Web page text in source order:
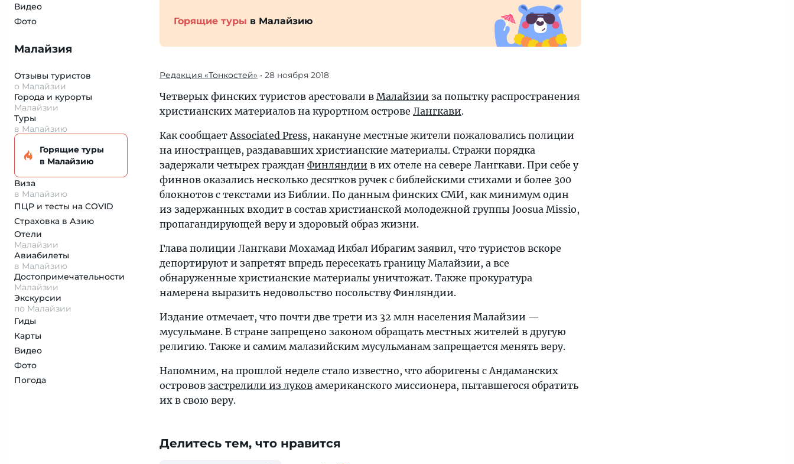
Видео
Фото
Малайзия
Отзывы туристов
о Малайзии
Города и курорты
Малайзии
Туры
в Малайзию
Горящие туры
в Малайзию
Виза
в Малайзию
ПЦР и тесты на COVID
Страховка в Азию
Отели
Малайзии
Авиабилеты
в Малайзию
Достопримеча­тельности
Малайзии
Экскурсии
по Малайзии
Гиды
Карты
Видео
Фото
Погода
Горящие туры в Малайзию
Редакция «Тонкостей» • 28 ноября 2018
Четверых финских туристов арестовали в Малайзии за попытку распространения
христианских материалов на курортном острове Лангкави.
Как сообщаетAssociated Press, накануне местные жители пожаловались полиции
на иностранцев, раздававших христианские материалы. Стражи порядка
задержали четырех граждан Финляндии в их отеле на севере Лангкави. При себе у
финнов оказались несколько десятков ручек с библейскими стихами и более 300
блокнотов с текстами из Библии. По данным финских СМИ, как минимум один
из задержанных входит в состав христианской молодежной группы Joosua Missio,
пропагандирующей веру и здоровый образ жизни.
Глава полиции Лангкави Мохамад Икбал Ибрагим заявил, что туристов вскоре
депортируют и запретят впредь пересекать границу Малайзии, а все
обнаруженные христианские материалы уничтожат. Также прокуратура
намерена выразить недовольство посольству Финляндии.
Издание отмечает, что почти две трети из 32 млн населения Малайзии —
мусульмане. В стране запрещено законом обращать местных жителей в другую
религию. Также и самим малазийским мусульманам запрещается менять веру.
Напомним, на прошлой неделе стало известно, что аборигены с Андаманских
островов застрелили из луков американского миссионера, пытавшегося обратить
их в свою веру.
Делитесь тем, что нравится